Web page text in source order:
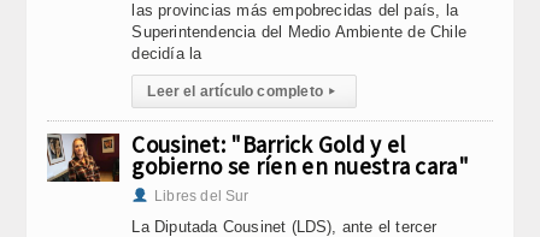
las provincias más empobrecidas del país, la
Superintendencia del Medio Ambiente de Chile
decidía la
Leer el artículo completo ▸
Cousinet: "Barrick Gold y el
gobierno se ríen en nuestra cara"
Libres del Sur
La Diputada Cousinet (LDS), ante el tercer